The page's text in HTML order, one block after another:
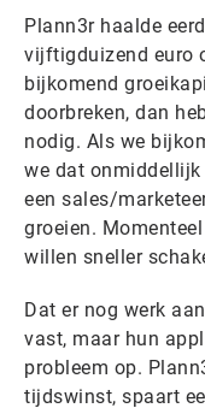
Plann3r haalde
vijftigduizend euro
bijkomend
doorbreken, dan
nodig. Als we
we dat onmiddellijk
een sales/
groeien.
willen sneller
Dat er nog werk
vast, maar hun
probleem op.
tijdswinst, spaart